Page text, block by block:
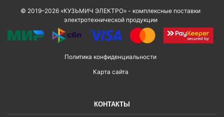
© 2019–2026 «КУЗЬМИЧ ЭЛЕКТРО» - комплексные поставки
электротехнической продукции
Политика конфиденциальности
Карта сайта
КОНТАКТЫ